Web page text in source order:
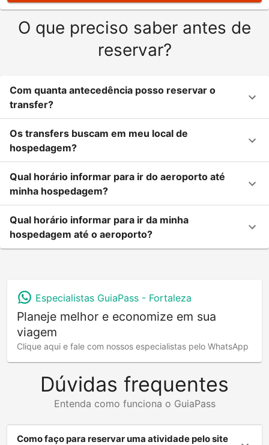
O que preciso saber antes de
reservar?
Com quanta antecedência posso reservar o
transfer?
Os transfers buscam em meu local de
hospedagem?
Qual horário informar para ir do aeroporto até
minha hospedagem?
Qual horário informar para ir da minha
hospedagem até o aeroporto?
Especialistas GuiaPass - Fortaleza
Planeje melhor e economize em sua
viagem
Clique aqui e fale com nossos especialistas pelo WhatsApp
Dúvidas frequentes
Entenda como funciona o GuiaPass
Como faço para reservar uma atividade pelo site